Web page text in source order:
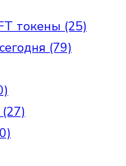
токены (25)
(79)